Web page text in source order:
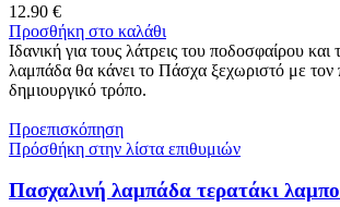
12.90 €
Προσθήκη στο καλάθι
Ιδανική για τους λάτρεις του ποδοσφαίρου
λαμπάδα θα κάνει το Πάσχα ξεχωριστό με τον
δημιουργικό τρόπο.
Προεπισκόπηση
Πρόσθήκη στην λίστα επιθυμιών
Πασχαλινή λαμπάδα τερατάκι